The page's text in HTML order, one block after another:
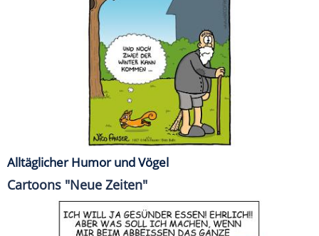
Alltäglicher Humor und Vögel
Cartoons "Neue Zeiten"